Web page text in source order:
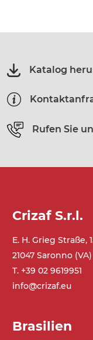
Katalog
Rufen Sie
Crizaf S.r.l.
E. H. Grieg Straße,
21047 Saronno
T. +39 02 9619951
info@crizaf.eu
Brasilien